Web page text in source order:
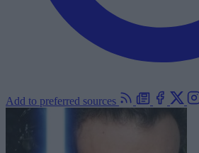
Add to preferred sources